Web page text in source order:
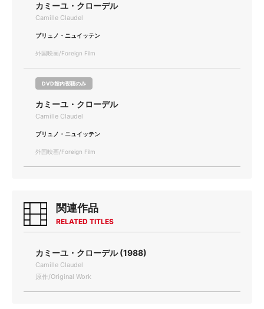
カミーユ・クローデル
Camille Claudel
ブリュノ・ニュイッテン
外国映画/Foreign Film
DVD館内視聴のみ
カミーユ・クローデル
Camille Claudel
ブリュノ・ニュイッテン
外国映画/Foreign Film
関連作品
RELATED TITLES
カミーユ・クローデル (1988)
Camille Claudel
原作/Original Work